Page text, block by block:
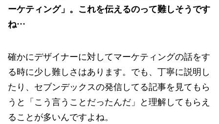
ーケティング」。これを伝えるのって難しそうです
ね…
確かにデザイナーに対してマーケティングの話をす
る時に少し難しさはあります。でも、丁寧に説明し
たり、セブンデックスの発信してる記事を見てもら
うと「こう言うことだったんだ」と理解してもらえ
ることが多いんですよね。